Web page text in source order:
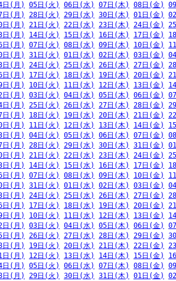
日(月) 05日(火) 06日(水) 07日(木) 08日(金)
日(月) 28日(火) 29日(水) 30日(木) 01日(金)
日(月) 21日(火) 22日(水) 23日(木) 24日(金)
日(月) 14日(火) 15日(水) 16日(木) 17日(金)
日(月) 07日(火) 08日(水) 09日(木) 10日(金)
日(月) 31日(火) 01日(水) 02日(木) 03日(金)
日(月) 24日(火) 25日(水) 26日(木) 27日(金)
日(月) 17日(火) 18日(水) 19日(木) 20日(金)
日(月) 10日(火) 11日(水) 12日(木) 13日(金)
日(月) 03日(火) 04日(水) 05日(木) 06日(金)
日(月) 25日(火) 26日(水) 27日(木) 28日(金)
日(月) 18日(火) 19日(水) 20日(木) 21日(金)
日(月) 11日(火) 12日(水) 13日(木) 14日(金)
日(月) 04日(火) 05日(水) 06日(木) 07日(金)
日(月) 28日(火) 29日(水) 30日(木) 31日(金)
日(月) 21日(火) 22日(水) 23日(木) 24日(金)
日(月) 14日(火) 15日(水) 16日(木) 17日(金)
日(月) 07日(火) 08日(水) 09日(木) 10日(金)
日(月) 31日(火) 01日(水) 02日(木) 03日(金)
日(月) 24日(火) 25日(水) 26日(木) 27日(金)
日(月) 17日(火) 18日(水) 19日(木) 20日(金)
日(月) 10日(火) 11日(水) 12日(木) 13日(金)
日(月) 03日(火) 04日(水) 05日(木) 06日(金)
日(月) 26日(火) 27日(水) 28日(木) 29日(金)
日(月) 19日(火) 20日(水) 21日(木) 22日(金)
日(月) 12日(火) 13日(水) 14日(木) 15日(金)
日(月) 05日(火) 06日(水) 07日(木) 08日(金)
日(月) 29日(火) 30日(水) 31日(木) 01日(金)